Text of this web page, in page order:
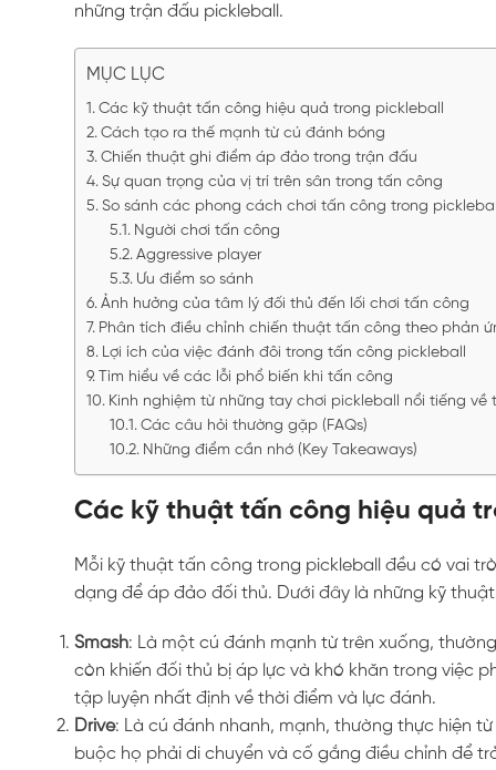
những trận đấu pickleball.
MỤC LỤC
Các kỹ thuật tấn công hiệu quả trong pickleball
Cách tạo ra thế mạnh từ cú đánh bóng
Chiến thuật ghi điểm áp đảo trong trận đấu
Sự quan trọng của vị trí trên sân trong tấn công
So sánh các phong cách chơi tấn công trong
Người chơi tấn công
Aggressive player
Ưu điểm so sánh
Ảnh hưởng của tâm lý đối thủ đến lối chơi tấn công
Phân tích điều chỉnh chiến thuật tấn công theo phản
Lợi ích của việc đánh đôi trong tấn công pickleball
Tìm hiểu về các lỗi phổ biến khi tấn công
Kinh nghiệm từ những tay chơi pickleball nổi tiếng về
Các câu hỏi thường gặp (FAQs)
Những điểm cần nhớ (Key Takeaways)
Các kỹ thuật tấn công hiệu quả
Mỗi kỹ thuật tấn công trong pickleball đều có vai
dạng để áp đảo đối thủ. Dưới đây là những kỹ
Smash: Là một cú đánh mạnh từ trên xuống,
còn khiến đối thủ bị áp lực và khó khăn trong việc
tập luyện nhất định về thời điểm và lực đánh.
Drive: Là cú đánh nhanh, mạnh, thường thực hiện
buộc họ phải di chuyển và cố gắng điều chỉnh để